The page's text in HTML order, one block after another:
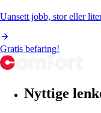
Uansett jobb, stor eller
Gratis befaring!
Nyttige